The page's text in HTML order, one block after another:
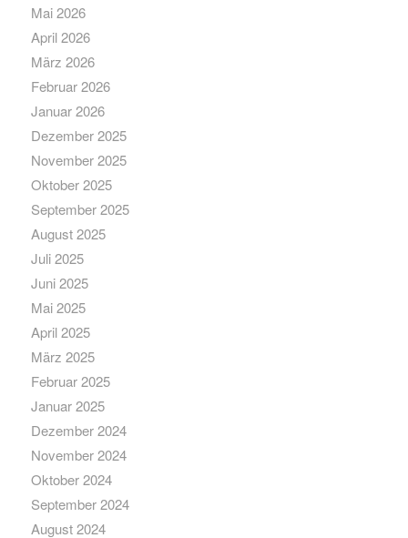
Mai 2026
April 2026
März 2026
Februar 2026
Januar 2026
Dezember 2025
November 2025
Oktober 2025
September 2025
August 2025
Juli 2025
Juni 2025
Mai 2025
April 2025
März 2025
Februar 2025
Januar 2025
Dezember 2024
November 2024
Oktober 2024
September 2024
August 2024